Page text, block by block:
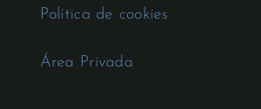
Política de cookies
Área Privada